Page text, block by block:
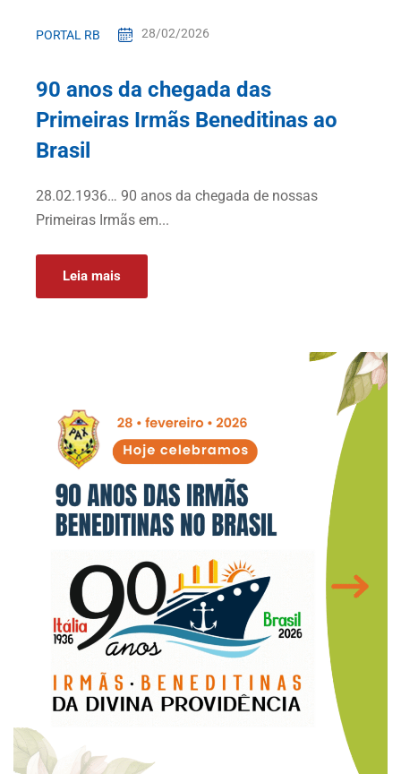
PORTAL RB 28/02/2026
90 anos da chegada das
Primeiras Irmãs Beneditinas ao
Brasil
28.02.1936… 90 anos da chegada de nossas
Primeiras Irmãs em...
Leia mais